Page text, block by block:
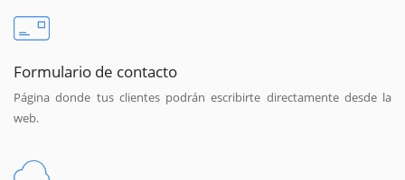
Formulario de contacto
Página donde tus clientes podrán escribirte directamente desde la
web.